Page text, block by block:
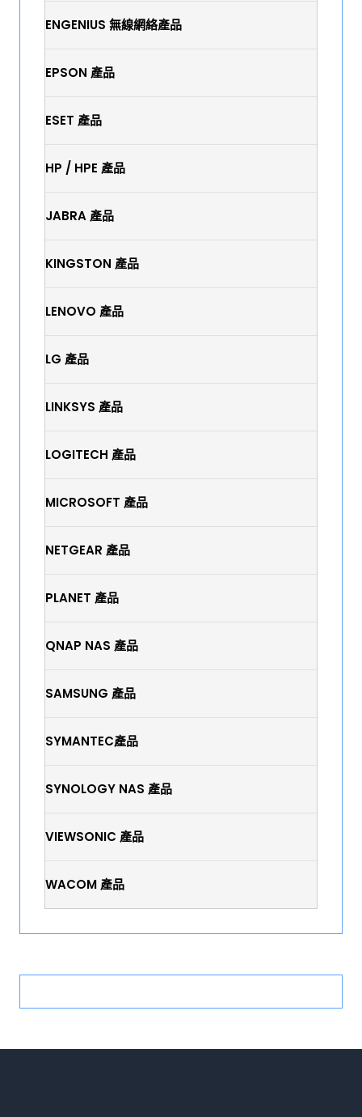
ENGENIUS 無線網絡產品
EPSON 產品
ESET 產品
HP / HPE 產品
JABRA 產品
KINGSTON 產品
LENOVO 產品
LG 產品
LINKSYS 產品
LOGITECH 產品
MICROSOFT 產品
NETGEAR 產品
PLANET 產品
QNAP NAS 產品
SAMSUNG 產品
SYMANTEC產品
SYNOLOGY NAS 產品
VIEWSONIC 產品
WACOM 產品